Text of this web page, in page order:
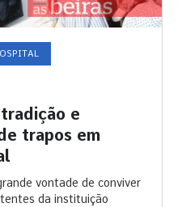
e
trapos em
vontade de conviver
da instituição